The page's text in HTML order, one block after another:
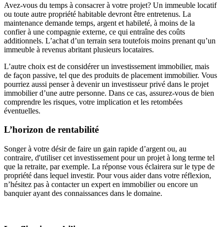
Avez-vous du temps à consacrer à votre projet? Un immeuble locatif
ou toute autre propriété habitable devront être entretenus. La
maintenance demande temps, argent et habileté, à moins de la
confier à une compagnie externe, ce qui entraîne des coûts
additionnels. L’achat d’un terrain sera toutefois moins prenant qu’un
immeuble à revenus abritant plusieurs locataires.
L’autre choix est de considérer un investissement immobilier, mais
de façon passive, tel que des produits de placement immobilier. Vous
pourriez aussi penser à devenir un investisseur privé dans le projet
immobilier d’une autre personne. Dans ce cas, assurez-vous de bien
comprendre les risques, votre implication et les retombées
éventuelles.
L’horizon de rentabilité
Songer à votre désir de faire un gain rapide d’argent ou, au
contraire, d'utiliser cet investissement pour un projet à long terme tel
que la retraite, par exemple. La réponse vous éclairera sur le type de
propriété dans lequel investir. Pour vous aider dans votre réflexion,
n’hésitez pas à contacter un expert en immobilier ou encore un
banquier ayant des connaissances dans le domaine.